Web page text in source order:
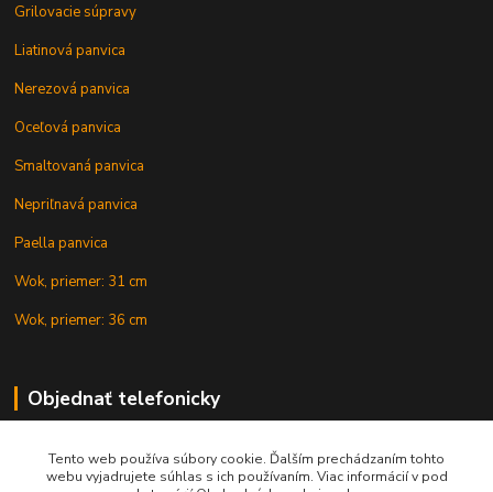
Grilovacie súpravy
Liatinová panvica
Nerezová panvica
Oceľová panvica
Smaltovaná panvica
Nepriľnavá panvica
Paella panvica
Wok, priemer: 31 cm
Wok, priemer: 36 cm
Objednať telefonicky
+421 902 212 007
Tento web používa súbory cookie. Ďalším prechádzaním tohto
webu vyjadrujete súhlas s ich používaním. Viac informácií v pod